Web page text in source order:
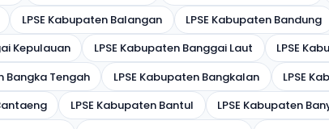
LPSE Kabupaten Balangan LPSE Kabupaten Bandung
Kepulauan LPSE Kabupaten Banggai Laut LPSE
Bangka Tengah LPSE Kabupaten Bangkalan LPSE
LPSE Kabupaten Bantul LPSE Kabupaten